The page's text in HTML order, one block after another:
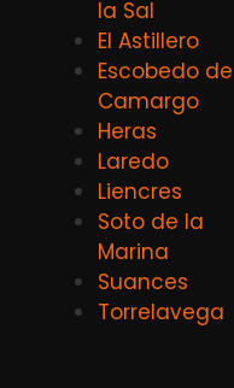
la Sal
El Astillero
Escobedo de
Camargo
Heras
Laredo
Liencres
Soto de la
Marina
Suances
Torrelavega